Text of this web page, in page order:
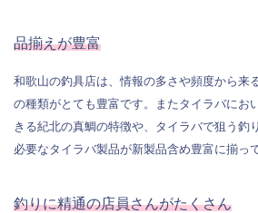
品揃えが豊富
和歌山の釣具店は、情報の多さや頻度から来
の種類がとても豊富です。またタイラバにお
きる紀北の真鯛の特徴や、タイラバで狙う釣
必要なタイラバ製品が新製品含め豊富に揃っ
釣りに精通の店員さんがたくさん